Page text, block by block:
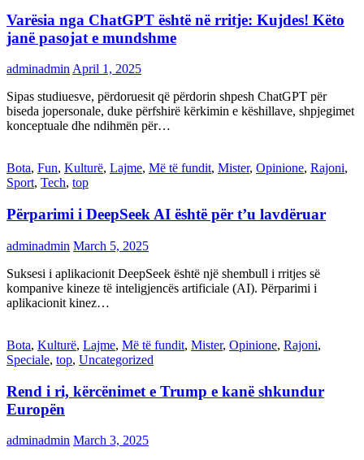
Varësia nga ChatGPT është në rritje: Kujdes! Këto
janë pasojat e mundshme
adminadmin April 1, 2025
Sipas studiuesve, përdoruesit që përdorin shpesh ChatGPT për
biseda jopersonale, duke përfshirë kërkimin e këshillave, shpjegimet
konceptuale dhe ndihmën për…
Bota, Fun, Kulturë, Lajme, Më të fundit, Mister, Opinione, Rajoni,
Sport, Tech, top
Përparimi i DeepSeek AI është për t’u lavdëruar
adminadmin March 5, 2025
Suksesi i aplikacionit DeepSeek është një shembull i rritjes së
kompanive kineze të inteligjencës artificiale (AI). Përparimi i
aplikacionit kinez…
Bota, Kulturë, Lajme, Më të fundit, Mister, Opinione, Rajoni,
Speciale, top, Uncategorized
Rend i ri, kërcënimet e Trump e kanë shkundur
Europën
adminadmin March 3, 2025